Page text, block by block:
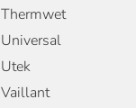
Thermwet
Universal
Utek
Vaillant